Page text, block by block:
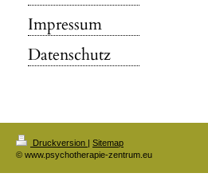
Impressum
Datenschutz
Druckversion | Sitemap
© www.psychotherapie-zentrum.eu